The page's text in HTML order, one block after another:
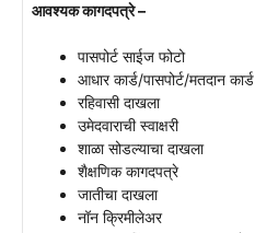
आवश्यक कागदपत्रे –
पासपोर्ट साईज फोटो
आधार कार्ड/पासपोर्ट/मतदान
रहिवासी दाखला
उमेदवाराची स्वाक्षरी
शाळा सोडल्याचा दाखला
शैक्षणिक कागदपत्रे
जातीचा दाखला
नॉन क्रिमीलेअर